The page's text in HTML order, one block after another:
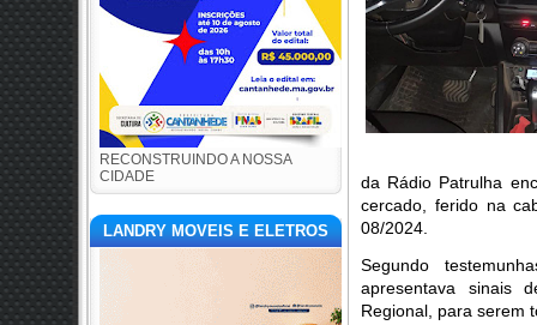
RECONSTRUINDO A NOSSA
CIDADE
LANDRY MOVEIS E ELETROS
da Rádio Patrulha
cercado, ferido na
08/2024.
Segundo
apresentava sinais
Regional, para serem